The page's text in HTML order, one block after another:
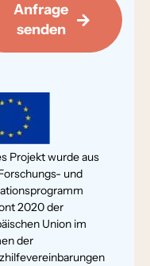
Anfrage
senden
Projekt wurde aus
und
2020 der
Union im
der